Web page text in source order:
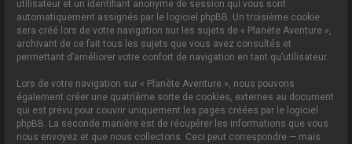
utilisateur et un identifiant anonyme de session qui vous sont
automatiquement assignés par le logiciel phpBB. Un troisième cookie
sera créé lors de votre navigation sur les sujets de « Planète Aventure »,
archivant de ce fait tous les sujets que vous avez consultés et
permettant d’améliorer votre confort de navigation en tant qu’utilisateur.
Lors de votre navigation sur « Planète Aventure », nous pouvons
également créer une quatrième sorte de cookies, externes au document
qui est prévu pour couvrir uniquement les pages créées par le logiciel
phpBB. La seconde manière est de récupérer les informations que vous
nous envoyez et que nous collectons. Ceci peut correspondre — mais